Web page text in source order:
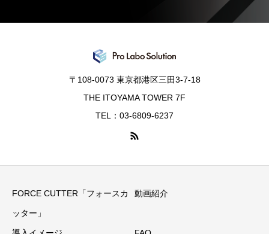
〒108-0073 東京都港区三田3-7-18
THE ITOYAMA TOWER 7F
TEL：03-6809-6237
FORCE CUTTER「フォースカ
ッター」
動画紹介